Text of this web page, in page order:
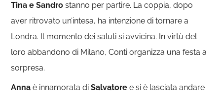
Tina e Sandro stanno per partire. La coppia, dopo
aver ritrovato un’intesa, ha intenzione di tornare a
Londra. Il momento dei saluti si avvicina. In virtù del
loro abbandono di Milano, Conti organizza una festa a
sorpresa.
Anna è innamorata di Salvatore e si è lasciata andare